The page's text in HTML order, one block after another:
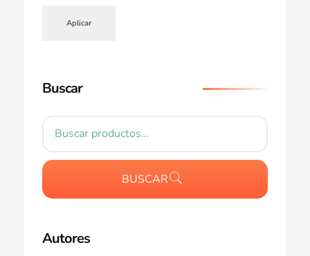
Aplicar
Buscar
BUSCAR
Autores